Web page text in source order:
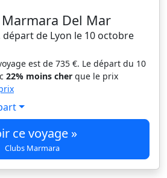
Del Mar
de Lyon le 10 octobre
est de 735 €. Le départ du 10
22% moins cher que le prix
ce voyage »
Clubs Marmara